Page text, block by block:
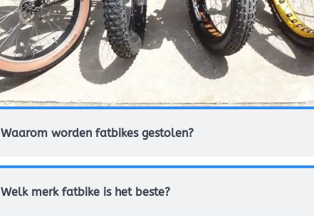
Waarom worden fatbikes gestolen?
Welk merk fatbike is het beste?